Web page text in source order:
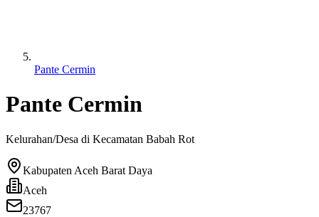
Pante Cermin
Pante Cermin
Kelurahan/Desa di Kecamatan Babah Rot
Kabupaten Aceh Barat Daya
Aceh
23767